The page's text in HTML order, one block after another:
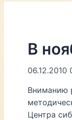
В
06.12.2010
Вниманию
Центра